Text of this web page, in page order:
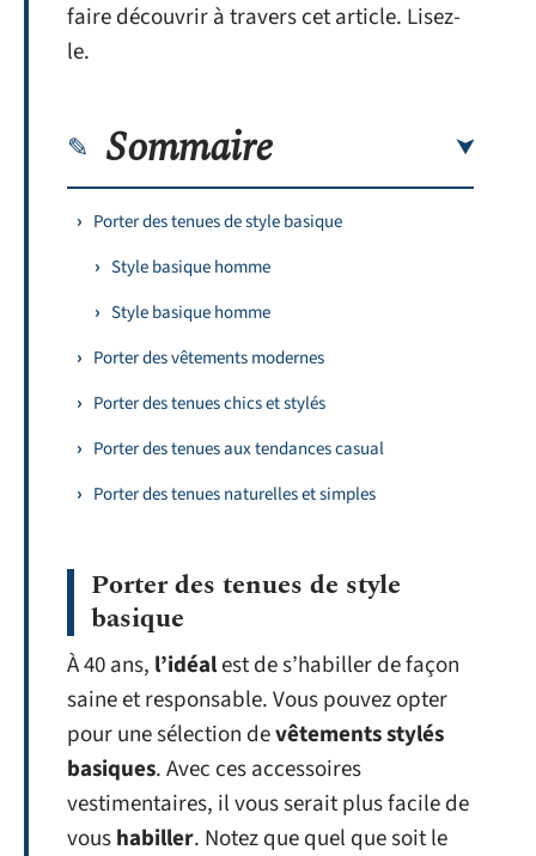
faire découvrir à travers cet article. Lisez-
le.
Sommaire
Porter des tenues de style basique
Style basique homme
Style basique homme
Porter des vêtements modernes
Porter des tenues chics et stylés
Porter des tenues aux tendances casual
Porter des tenues naturelles et simples
Porter des tenues de style
basique
À 40 ans, l’idéalest de s’habiller de façon
saine et responsable. Vous pouvez opter
pour une sélection devêtements stylés
basiques. Avec ces accessoires
vestimentaires, il vous serait plus facile de
voushabiller. Notez que quel que soit le